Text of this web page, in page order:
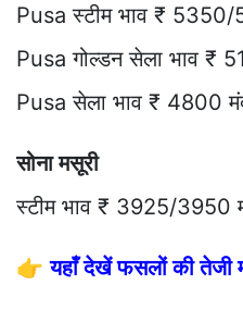
Pusa स्टीम भाव ₹
Pusa गोल्डन सेला भाव ₹
Pusa सेला भाव ₹ 4800
सोना मसूरी
स्टीम भाव ₹ 3925/3950
👉यहाँ देखें फसलों की तेजी